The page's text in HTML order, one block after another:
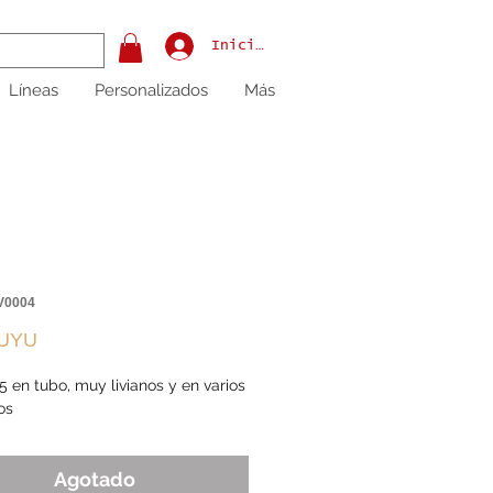
Iniciar sesión
Líneas Personalizados Más
en tubo, muy livianos y en varios
Agotado